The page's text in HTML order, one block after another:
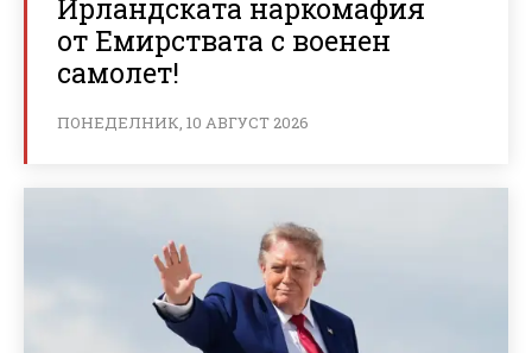
Ирландската наркомафия
от Емирствата с военен
самолет!
ПОНЕДЕЛНИК, 10 АВГУСТ 2026